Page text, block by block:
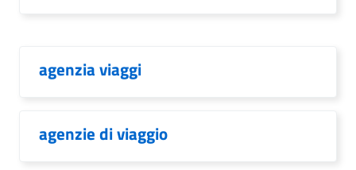
agenzia viaggi
agenzie di viaggio